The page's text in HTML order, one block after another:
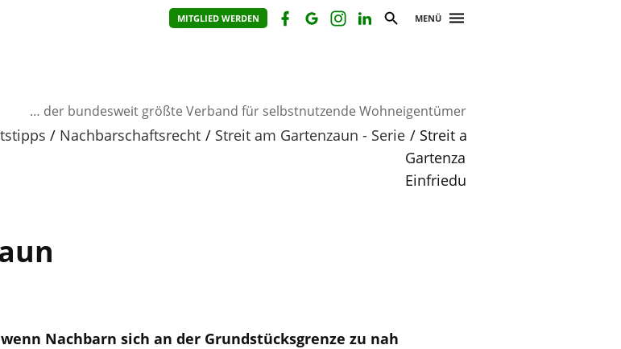
MITGLIED WERDEN MENÜ
… der bundesweit größte Verband für selbstnutzende Wohneigentümer
Nachbarschaftsrecht Streit am Gartenzaun - Serie
Streit am
Gartenzaun:
Einfriedungen
Nachbarn sich an der Grundstücksgrenze zu nah